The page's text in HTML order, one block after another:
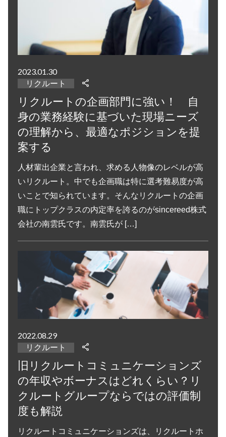
2023.01.30
リクルート
リクルートの企画部門に強い！ 自
身の業務経験に基づいた現場ニーズ
の理解から、最適なポジションを提
案する
人材輩出企業と言われ、求める人物像のレベルが高
いリクルート。中でも企画職は特に選考難易度が高
いことで知られています。そんなリクルートの企画
職にトップクラスの内定率を誇るのがsincereed株式
会社の南雲氏です。南雲氏が […]
2022.08.29
リクルート
旧リクルートコミュニケーションズ
の年収やボーナスはどれくらい？リ
クルートグループならではの評価制
度も解説
リクルートコミュニケーションズは、リクルートホ